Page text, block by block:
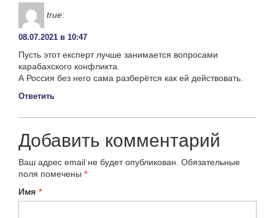
true:
08.07.2021 в 10:47
Пусть этот експерт лучше занимается вопросами
карабахского конфликта.
А Россия без него сама разберётся как ей действовать.
Ответить
Добавить комментарий
Ваш адрес email не будет опубликован. Обязательные
поля помечены *
Имя *